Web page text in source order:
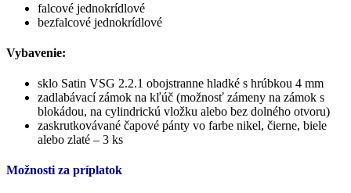
falcové jednokrídlové
bezfalcové jednokrídlové
Vybavenie:
sklo Satin VSG 2.2.1 obojstranne hladké s hrúbkou 4 mm
zadlabávací zámok na kľúč (možnosť zámeny na zámok s
blokádou, na cylindrickú vložku alebo bez dolného otvoru)
zaskrutkovávané čapové pánty vo farbe nikel, čierne, biele
alebo zlaté – 3 ks
Možnosti za príplatok